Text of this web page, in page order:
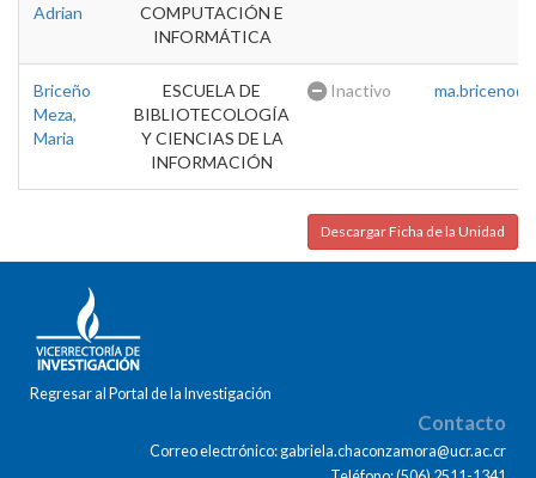
Adrian
COMPUTACIÓN E
INFORMÁTICA
Briceño
Meza,
Maria
ESCUELA DE
BIBLIOTECOLOGÍA
Y CIENCIAS DE LA
INFORMACIÓN
Inactivo
Descargar Ficha de la Unidad
Regresar al Portal de la Investigación
Contacto
Correo electrónico: gabriela.chaconzamora@ucr.ac.cr